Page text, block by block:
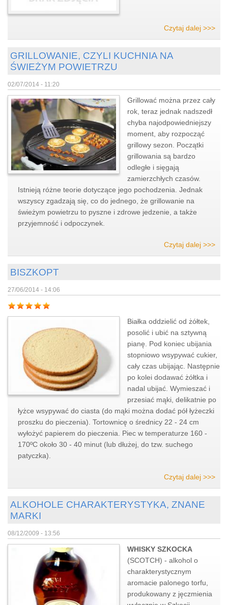
Czytaj dalej >>>
GRILLOWANIE, CZYLI KUCHNIA NA
ŚWIEŻYM POWIETRZU
02/07/2014 - 11:20
Grillować można przez cały
rok, teraz jednak nadszedł
chyba najodpowiedniejszy
moment, aby rozpocząć
grillowy sezon. Początki
grillowania są bardzo
odległe i sięgają
zamierzchłych czasów.
Istnieją różne teorie dotyczące jego pochodzenia. Jednak
wszyscy zgadzają się, co do jednego, że grillowanie na
świeżym powietrzu to pyszne i zdrowe jedzenie, a także
przyjemność i odpoczynek.
Czytaj dalej >>>
BISZKOPT
27/06/2014 - 14:06
Białka oddzielić od żółtek,
posolić i ubić na sztywną
pianę. Pod koniec ubijania
stopniowo wsypywać cukier,
cały czas ubijając. Następnie
po kolei dodawać żółtka i
nadal ubijać. Wymieszać i
przesiać mąki, delikatnie po
łyżce wsypywać do ciasta (do mąki można dodać pół łyżeczki
proszku do pieczenia). Tortownicę o średnicy 22 - 24 cm
wyłożyć papierem do pieczenia. Piec w temperaturze 160 -
170ºC około 30 - 40 minut (lub dłużej, do tzw. suchego
patyczka).
Czytaj dalej >>>
ALKOHOLE CHARAKTERYSTYKA, ZNANE
MARKI
08/12/2009 - 13:56
WHISKY SZKOCKA
(SCOTCH) - alkohol o
charakterystycznym
aromacie palonego torfu,
produkowany z jęczmienia